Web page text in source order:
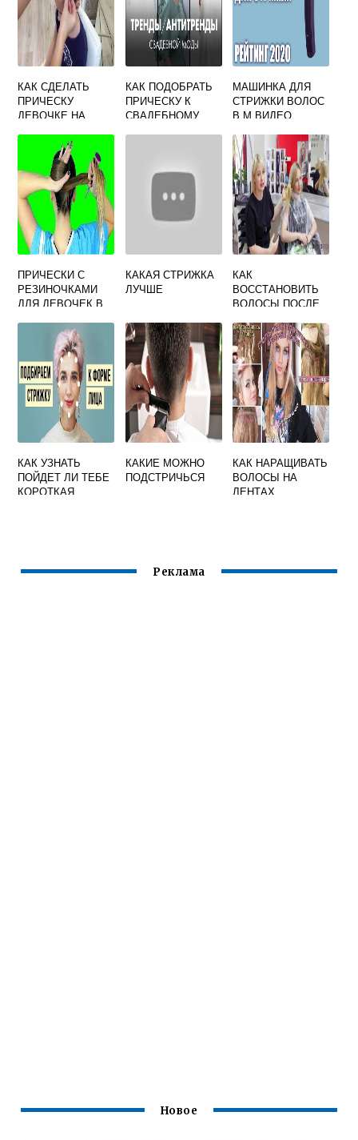
КАК СДЕЛАТЬ
ПРИЧЕСКУ
ДЕВОЧКЕ НА
КАК ПОДОБРАТЬ
ПРИЧЕСКУ К
СВАДЕБНОМУ
МАШИНКА ДЛЯ
СТРИЖКИ ВОЛОС
В М ВИДЕО
ПРИЧЕСКИ С
РЕЗИНОЧКАМИ
ДЛЯ ДЕВОЧЕК В
УСЛОВИЯХ
КАКАЯ СТРИЖКА
ЛУЧШЕ
КАК
ВОССТАНОВИТЬ
ВОЛОСЫ ПОСЛЕ
КАК УЗНАТЬ
ПОЙДЕТ ЛИ ТЕБЕ
КОРОТКАЯ
КАКИЕ МОЖНО
ПОДСТРИЧЬСЯ
КАК НАРАЩИВАТЬ
ВОЛОСЫ НА
ЛЕНТАХ
Реклама
Новое